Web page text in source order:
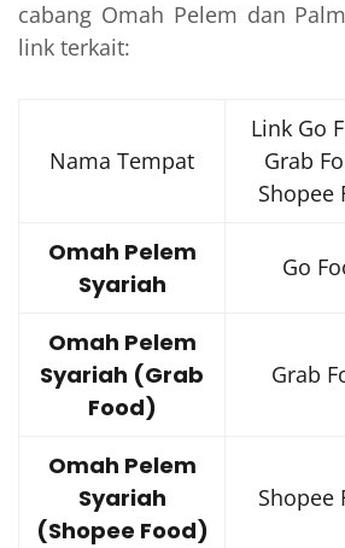
cabang Omah Pelem dan
link terkait:
Nama Tempat
Link Go
Grab
Shopee
Omah Pelem
Syariah
Go
Omah Pelem
Syariah (Grab
Food)
Grab
Omah Pelem
Syariah
(Shopee Food)
Shopee